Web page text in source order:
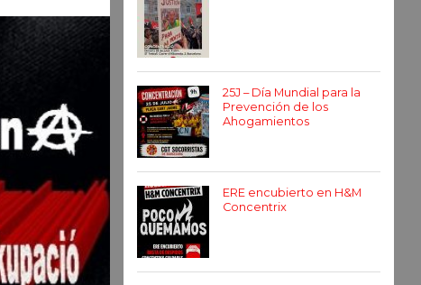
25J – Día Mundial para la
Prevención de los
Ahogamientos
ERE encubierto en H&M
Concentrix